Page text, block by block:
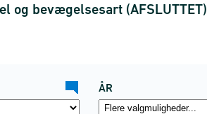
og bevægelsesart (AFSLUTTET)
ÅR